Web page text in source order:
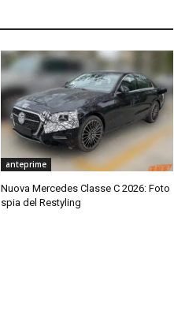
anteprime
Nuova Mercedes Classe C 2026: Foto
spia del Restyling